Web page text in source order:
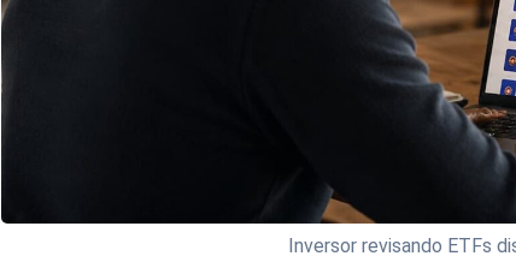
Inversor revisando ETFs